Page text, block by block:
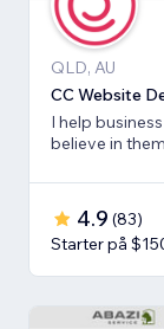
QLD, AU
CC Website
I help
believe in
4.9 (83)
Starter på